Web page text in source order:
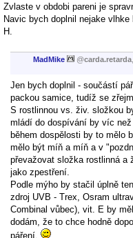
Zvlaste v obdobi pareni je
Navic bych doplnil nejake vlhke
H.
MadMike @carda.retarda
Jen bych doplnil - součástí
packou samice, tudíž se
S rostlinnou vs. živ. složkou
mládí do dospívání by víc
během dospělosti by to mělo
mělo být míň a míň a v
převažovat složka rostlinná a
jako zpestření.
Podle mýho by stačil úplně
zdroj UVB - Trex, Osram
Combinal vůbec), vit. E by
dodám, že to chce hodně
páření.